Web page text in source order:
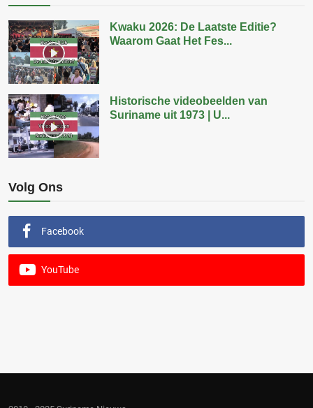
Kwaku 2026: De Laatste Editie?
Waarom Gaat Het Fes...
Historische videobeelden van
Suriname uit 1973 | U...
Volg Ons
Facebook
YouTube